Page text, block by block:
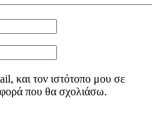
και τον ιστότοπο μου σε
που θα σχολιάσω.